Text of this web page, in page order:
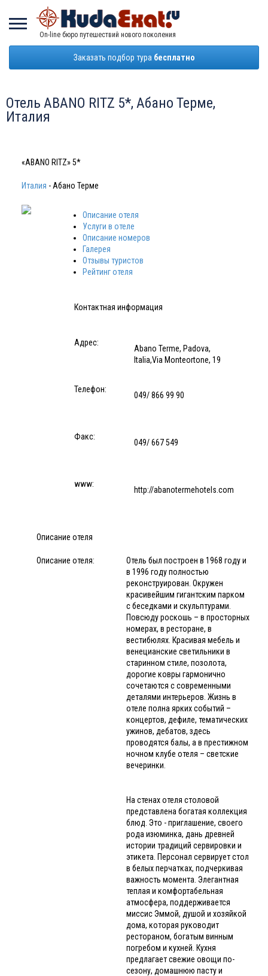
On-line бюро путешествий нового поколения
Заказать подбор тура бесплатно
Отель ABANO RITZ 5*, Абано Терме,
Италия
«ABANO RITZ» 5*
Италия - Абано Терме
Описание отеля
Услуги в отеле
Описание номеров
Галерея
Отзывы туристов
Рейтинг отеля
Контактная информация
Адрес:
Abano Terme, Padova,
Italia,Via Monteortone, 19
Телефон:
049/ 866 99 90
Факс:
049/ 667 549
www:
http://abanotermehotels.com
Описание отеля
Описание отеля:
Отель был построен в 1968 году и
в 1996 году полностью
реконструирован. Окружен
красивейшим гигантским парком
с беседками и скульптурами.
Повсюду роскошь – в просторных
номерах, в ресторане, в
вестибюлях. Красивая мебель и
венецианские светильники в
старинном стиле, позолота,
дорогие ковры гармонично
сочетаются с современными
деталями интерьеров. Жизнь в
отеле полна ярких событий –
концертов, дефиле, тематических
ужинов, дебатов, здесь
проводятся балы, а в престижном
ночном клубе отеля – светские
вечеринки.
На стенах отеля столовой
представлена богатая коллекция
блюд. Это - приглашение, своего
рода изюминка, дань древней
истории традиций сервировки и
этикета. Персонал сервирует стол
в белых перчатках, подчеркивая
важность момента. Элегантная
теплая и комфортабельная
атмосфера, поддерживается
миссис Эммой, душой и хозяйкой
дома, которая руководит
рестораном, богатым винным
погребом и кухней. Кухня
предлагает свежие овощи по-
сезону, домашнюю пасту и